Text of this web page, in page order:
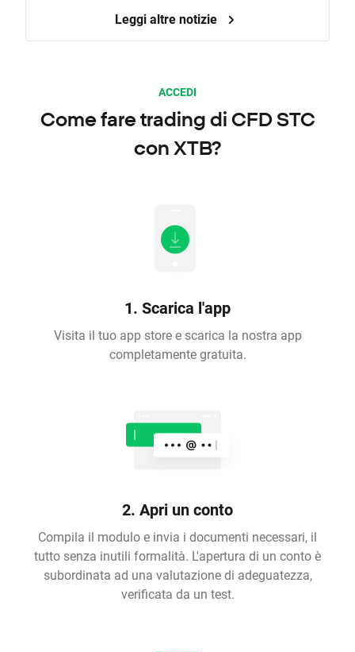
Leggi altre notizie
ACCEDI
Come fare trading di CFD STC
con XTB?
1. Scarica l'app
Visita il tuo app store e scarica la nostra app
completamente gratuita.
2. Apri un conto
Compila il modulo e invia i documenti necessari, il
tutto senza inutili formalità. L'apertura di un conto è
subordinata ad una valutazione di adeguatezza,
verificata da un test.